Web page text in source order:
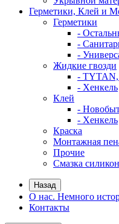
Герметики, Клей и
Герметики
-
-
-
Жидкие гвозди
-
- Хенкель
Клей
-
- Хенкель
Краска
Монтажная
Прочие
Смазка
Назад
О нас. Немного
Контакты